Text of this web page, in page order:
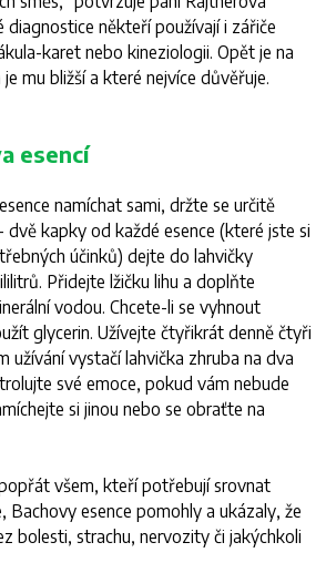
diagnostice někteří používají i zářiče
karet nebo kineziologii. Opět je na
mu bližší a které nejvíce důvěřuje.
esencí
namíchat sami, držte se určitě
dvě kapky od každé esence (které jste si
účinků) dejte do lahvičky
Přidejte lžičku lihu a doplňte
vodou. Chcete-li se vyhnout
glycerin. Užívejte čtyřikrát denně čtyři
užívání vystačí lahvička zhruba na dva
své emoce, pokud vám nebude
si jinou nebo se obraťte na
všem, kteří potřebují srovnat
Bachovy esence pomohly a ukázaly, že
bolesti, strachu, nervozity či jakýchkoli